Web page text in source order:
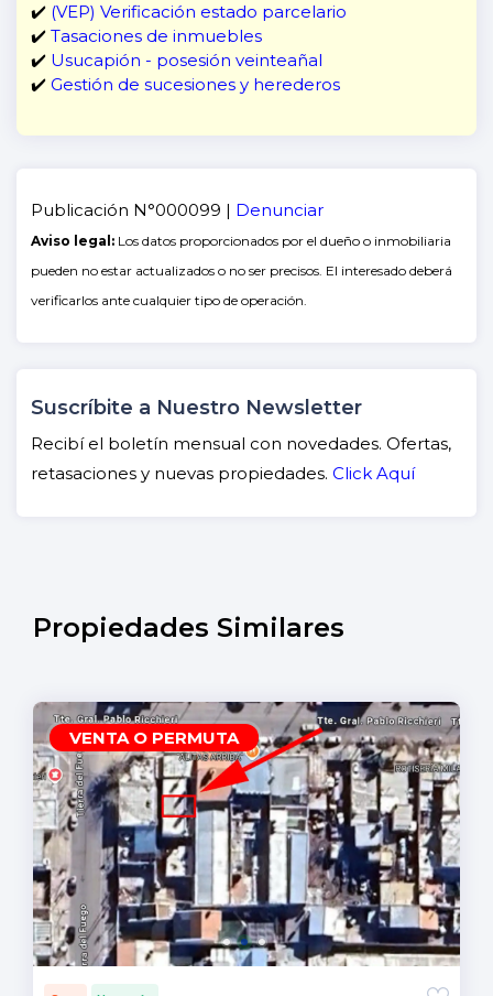
✔️ (VEP) Verificación estado parcelario
✔️ Tasaciones de inmuebles
✔️ Usucapión - posesión veinteañal
✔️ Gestión de sucesiones y herederos
Publicación N°000099 | Denunciar
Aviso legal:Los datos proporcionados por el dueño o inmobiliaria
pueden no estar actualizados o no ser precisos. El interesado deberá
verificarlos ante cualquier tipo de operación.
Suscríbite a Nuestro Newsletter
Recibí el boletín mensual con novedades. Ofertas,
retasaciones y nuevas propiedades. Click Aquí
Propiedades Similares
VENTA O PERMUTA